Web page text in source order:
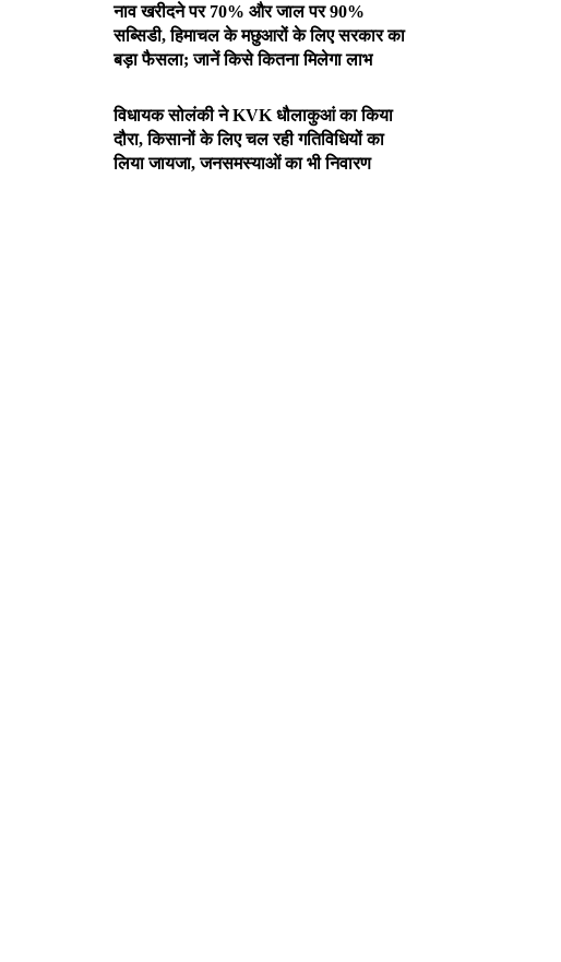
नाव खरीदने पर 70% और जाल पर 90%
सब्सिडी, हिमाचल के मछुआरों के लिए सरकार का
बड़ा फैसला; जानें किसे कितना मिलेगा लाभ
विधायक सोलंकी ने KVK धौलाकुआं का किया
दौरा, किसानों के लिए चल रही गतिविधियों का
लिया जायजा, जनसमस्याओं का भी निवारण